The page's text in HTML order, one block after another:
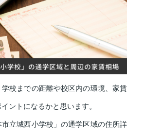
校までの距離や校区内の環境、家賃
ントになるかと思います。
立城西小学校」の通学区域の住所詳